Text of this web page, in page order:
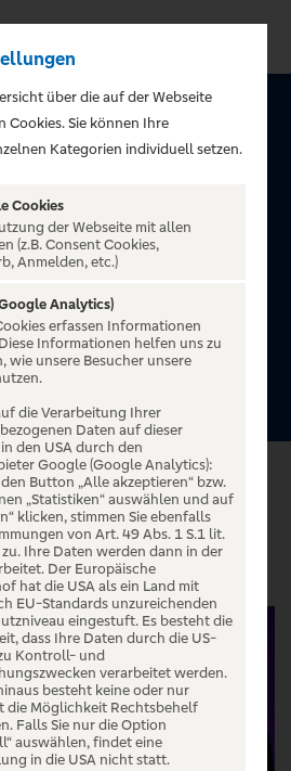
Theater
über die auf der Webseite
Sie können Ihre
Kategorien individuell setzen.
Cookies
der Webseite mit allen
(z.B. Consent Cookies,
Anmelden, etc.)
Analytics)
erfassen Informationen
Informationen helfen uns zu
wie unsere Besucher unsere
die Verarbeitung Ihrer
Daten auf dieser
den USA durch den
Google (Google Analytics):
Button „Alle akzeptieren“ bzw.
„Statistiken“ auswählen und auf
klicken, stimmen Sie ebenfalls
von Art. 49 Abs. 1 S.1 lit.
zu. Ihre Daten werden dann in der
Der Europäische
hat die USA als ein Land mit
EU-Standards unzureichenden
eingestuft. Es besteht die
dass Ihre Daten durch die US-
Kontroll- und
verarbeitet werden.
besteht keine oder nur
die Möglichkeit Rechtsbehelf
Falls Sie nur die Option
auswählen, findet eine
in die USA nicht statt.